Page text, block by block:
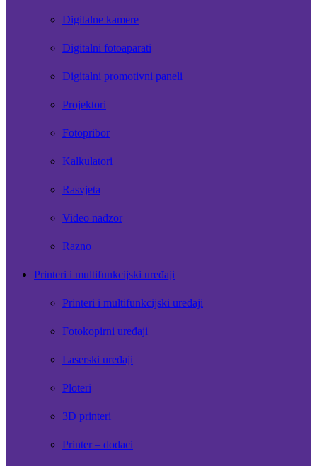
Digitalne kamere
Digitalni fotoaparati
Digitalni promotivni paneli
Projektori
Fotopribor
Kalkulatori
Rasvjeta
Video nadzor
Razno
Printeri i multifunkcijski uređaji
Printeri i multifunkcijski uređaji
Fotokopirni uređaji
Laserski uređaji
Ploteri
3D printeri
Printer – dodaci